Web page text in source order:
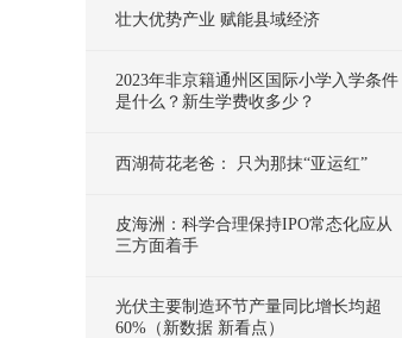
壮大优势产业 赋能县域经济
2023年非京籍通州区国际小学入学条件
是什么？新生学费收多少？
西湖荷花老爸： 只为那抹“亚运红”
皮海洲：科学合理保持IPO常态化应从
三方面着手
光伏主要制造环节产量同比增长均超
60%（新数据 新看点）